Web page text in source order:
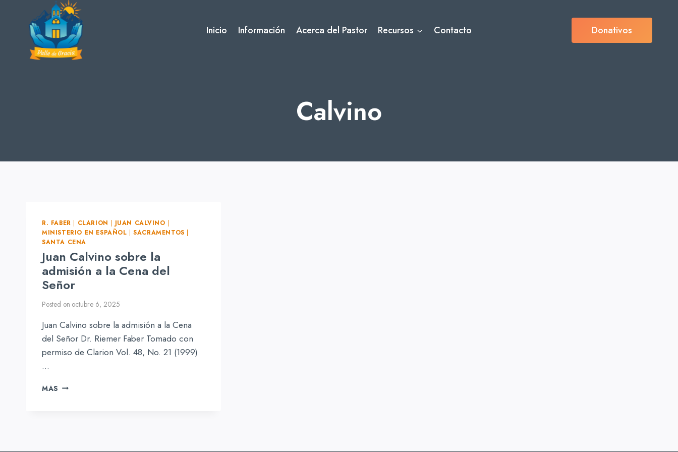
Inicio Información Acerca del Pastor Recursos Contacto Donativos
Calvino
R. FABER | CLARION | JUAN CALVINO |
MINISTERIO EN ESPAÑOL |SACRAMENTOS |
SANTA CENA
Juan Calvino sobre la
admisión a la Cena del
Señor
Posted on octubre 6, 2025
Juan Calvino sobre la admisión a la Cena
del Señor Dr. Riemer Faber Tomado con
permiso de Clarion Vol. 48, No. 21 (1999)
…
MAS JUAN
LA